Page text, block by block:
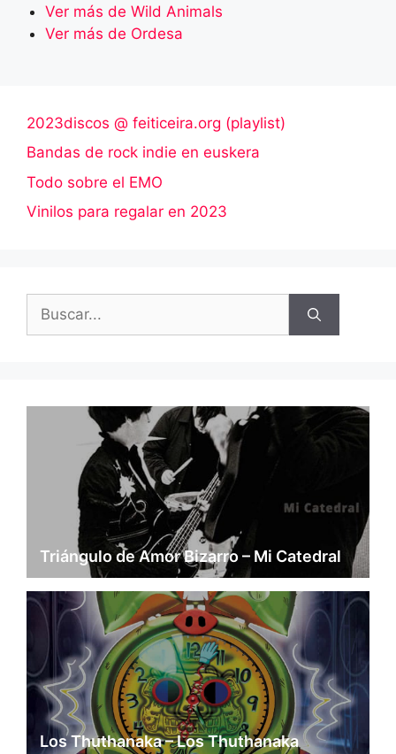
Ver más de Wild Animals
Ver más de Ordesa
2023discos @ feiticeira.org (playlist)
Bandas de rock indie en euskera
Todo sobre el EMO
Vinilos para regalar en 2023
Buscar:
Triángulo de Amor Bizarro – Mi Catedral
Los Thuthanaka – Los Thuthanaka